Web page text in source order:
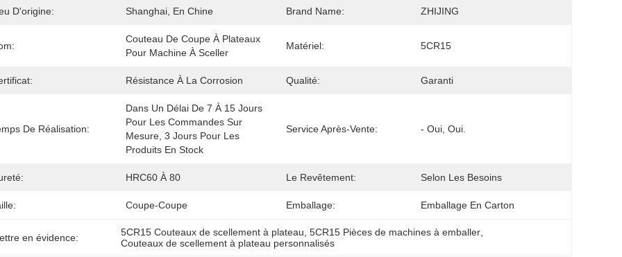
D'origine: Shanghai, En Chine Brand Name: ZHIJING
Couteau De Coupe À Plateaux
Pour Machine À Sceller
Matériel: 5CR15
Résistance À La Corrosion Qualité: Garanti
De Réalisation:
Dans Un Délai De 7 À 15 Jours
Pour Les Commandes Sur
Mesure, 3 Jours Pour Les
Produits En Stock
Service Après-Vente: - Oui, Oui.
HRC60 À 80 Le Revêtement: Selon Les Besoins
Coupe-Coupe Emballage: Emballage En Carton
en évidence: 5CR15 Couteaux de scellement à plateau , 5CR15 Pièces de machines à emballer
Couteaux de scellement à plateau personnalisés